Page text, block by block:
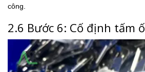
công.
2.6 Bước 6: Cố định tấm